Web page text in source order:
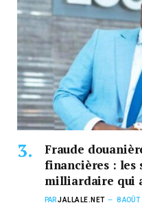
Fraude
financières : les
milliardaire qui
PARJALLALE.NET 8 AOÛT